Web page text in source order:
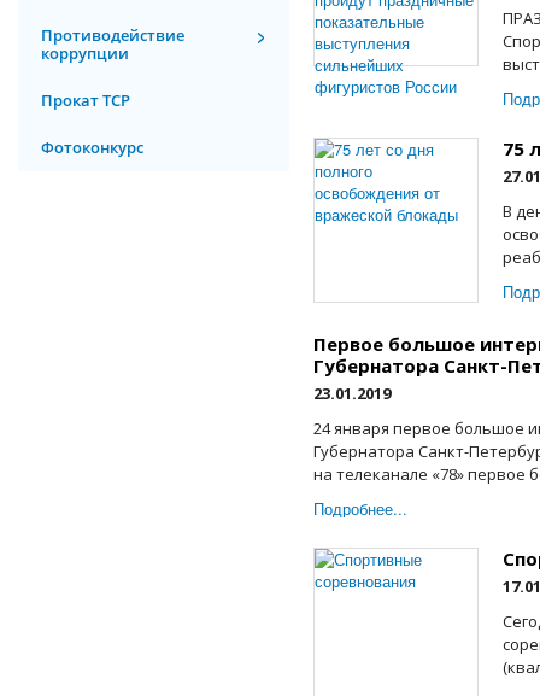
Противодействие
коррупции
Прокат ТСР
Фотоконкурс 75
В
Первое большое
Губернатора Санкт-
23.01.2019
24 января первое большое
Губернатора Санкт-
на телеканале «78» первое
Подробнее...